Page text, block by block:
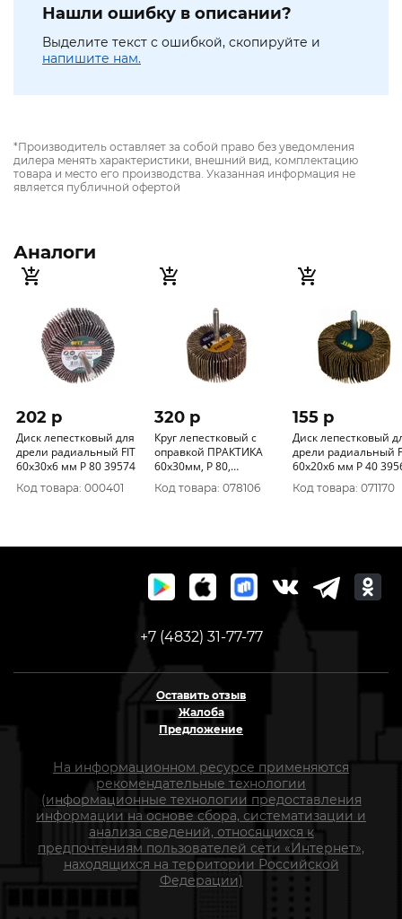
Нашли ошибку в описании?
Выделите текст с ошибкой, скопируйте и
напишите нам.
*Производитель оставляет за собой право без уведомления
дилера менять характеристики, внешний вид, комплектацию
товара и место его производства. Указанная информация не
является публичной офертой
Аналоги
202 p
Диск лепестковый для
дрели радиальный FIT
60х30х6 мм Р 80 39574
Код товара: 000401
320 p
Круг лепестковый с
оправкой ПРАКТИКА
60х30мм, P 80,
хвостовик 6 мм, серия
Профи 649-059
Код товара: 078106
155 p
Диск лепестковый
дрели радиальный
60х20х6 мм Р 40
Код товара: 071170
+7 (4832) 31-77-77
Оставить отзыв
Жалоба
Предложение
На информационном ресурсе применяются
рекомендательные технологии
(информационные технологии предоставления
информации на основе сбора, систематизации и
анализа сведений, относящихся к
предпочтениям пользователей сети «Интернет»,
находящихся на территории Российской
Федерации)